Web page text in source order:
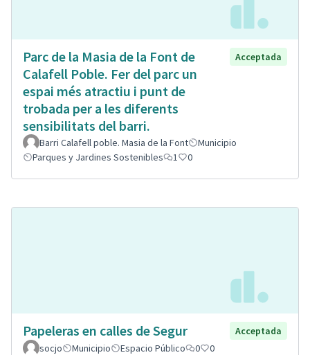
Parc de la Masia de la Font de
Calafell Poble. Fer del parc un
espai més atractiu i punt de
trobada per a les diferents
sensibilitats del barri.
Acceptada
Barri Calafell poble. Masia de la Font
Municipio
Parques y Jardines Sostenibles
1 0
Papeleras en calles de Segur
Acceptada
socjo
Municipio Espacio Público 0 0